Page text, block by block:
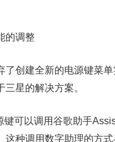
的调整
了创建全新的电源键菜
星的解决方案。
可以调用谷歌助手
这种调用数字助理的方